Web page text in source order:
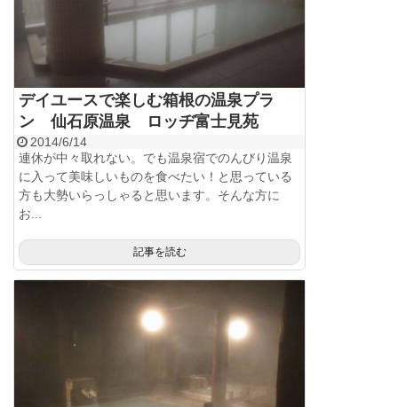
デイユースで楽しむ箱根の温泉プラ
ン 仙石原温泉 ロッヂ富士見苑
2014/6/14
連休が中々取れない。でも温泉宿でのんびり温泉
に入って美味しいものを食べたい！と思っている
方も大勢いらっしゃると思います。そんな方に
お...
記事を読む